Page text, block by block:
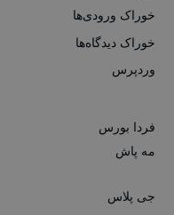
خوراک ورودی‌ها
خوراک دیدگاه‌ها
وردپرس
فردا بورس
مه پاش
جی پلاس